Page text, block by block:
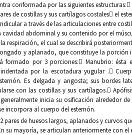
conformada por las siguientes
de costillas y sus cartílagos costales el
a través de las articulaciones entre
cavidad abdominal y su contenido por el
respiración, el cual se describirá
y aplanado, que constituye la porción
formado por 3 porciones: Manubrio: ésta
por la escotadura yugular .
Es delgada y angosta; sus bordes
con las costillas y sus cartílagos.
inicia su osificación alrededor
incorpora al cuerpo del esternón.
pares de huesos largos, aplanados y curvos
su mayoría, se articulan anteriormente con el